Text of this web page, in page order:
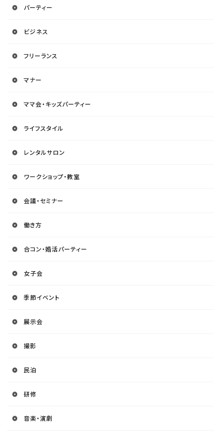
パーティー
ビジネス
フリーランス
マナー
ママ会・キッズパーティー
ライフスタイル
レンタルサロン
ワークショップ・教室
会議・セミナー
働き方
合コン・婚活パーティー
女子会
季節イベント
展示会
撮影
民泊
研修
音楽・演劇